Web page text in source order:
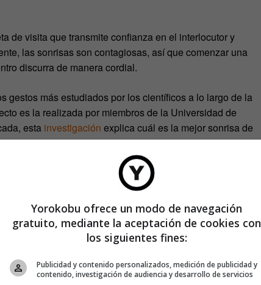
de visita que transmite confianza en el interlocutor y
las sonrisas son contagiosas, así que comenzar una
discurra de manera cordial.
gestos más estudiados por los científicos a lo largo de la
es la realizada por miembros de la Universidad de
esta investigación explica cuál es la mejor sonrisa de
3D, los responsables del estudio diseñaron
el grado de inclinación de los labios y su amplitud.
y también estaban aquellas que jugaban con la
debían calificar las diferentes sonrisas en varios
Yorokobu ofrece un modo de navegación
gratuito, mediante la aceptación de cookies con
los siguientes fines:
Publicidad y contenido personalizados, medición de publicidad y
contenido, investigación de audiencia y desarrollo de servicios